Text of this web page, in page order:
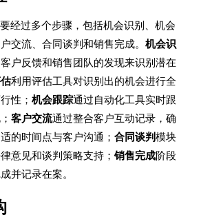
经过多个步骤，包括机会识别、机会
交流、合同谈判和销售完成。机会识
户反馈和销售团队的发现来识别潜在
利用评估工具对识别出的机会进行全
性；机会跟踪通过自动化工具实时跟
客户交流通过整合客户互动记录，确
的时间点与客户沟通；合同谈判模块
意见和谈判策略支持；销售完成阶段
并记录在案。